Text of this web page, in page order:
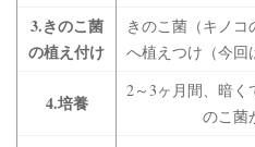
3.きのこ菌
の植え付け
きのこ菌（キノ
へ植えつけ（今回
4.培養
2～3ヶ月間、暗く
のこ菌